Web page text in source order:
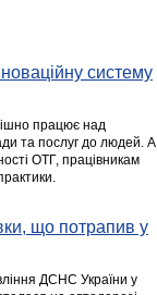
систему
працює над
та послуг до людей. А
ОТГ, працівникам
що потрапив у
ДСНС України у